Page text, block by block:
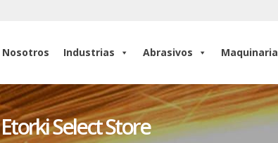
Nosotros Industrias Abrasivos Maquinaria
Etorki Select Store